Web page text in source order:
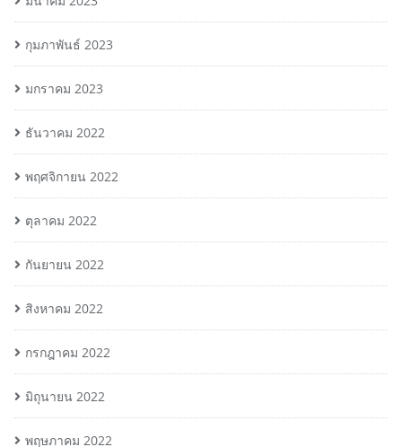
กุมภาพันธ์ 2023
มกราคม 2023
ธันวาคม 2022
พฤศจิกายน 2022
ตุลาคม 2022
กันยายน 2022
สิงหาคม 2022
กรกฎาคม 2022
มิถุนายน 2022
พฤษภาคม 2022